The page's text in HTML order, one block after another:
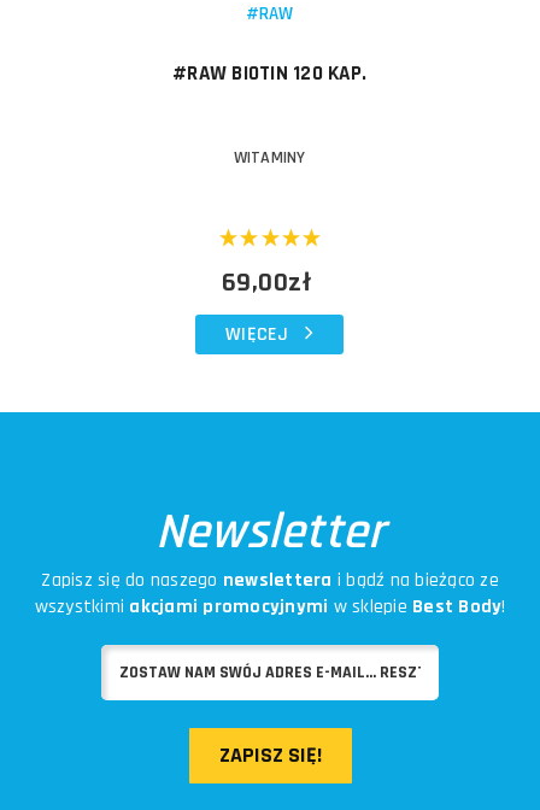
#RAW
#RAW BIOTIN 120 KAP.
WITAMINY
69,00zł
WIĘCEJ
Newsletter
Zapisz się do naszego newslettera i bądź na bieżąco ze
wszystkimi akcjami promocyjnymi w sklepie Best Body!
ZAPISZ SIĘ!